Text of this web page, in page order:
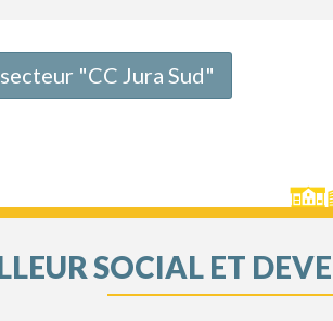
"CC Jura Sud"
SOCIAL ET